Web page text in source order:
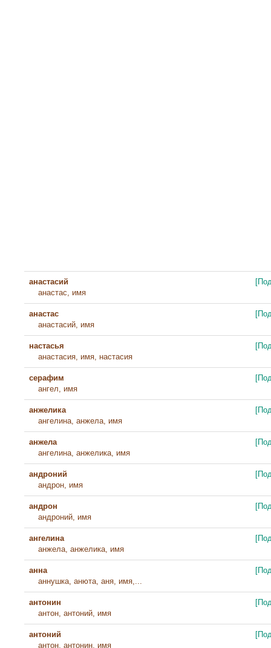
анастасий
анастас, имя
анастас
анастасий, имя
настасья
анастасия, имя, настасия
серафим
ангел, имя
анжелика
ангелина, анжела, имя
анжела
ангелина, анжелика, имя
андроний
андрон, имя
андрон
андроний, имя
ангелина
анжела, анжелика, имя
анна
аннушка, анюта, аня, имя,...
антонин
антон, антоний, имя
антоний
антон, антонин, имя